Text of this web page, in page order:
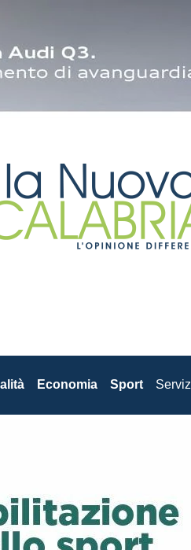
Economia Sport